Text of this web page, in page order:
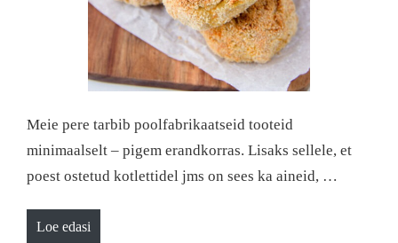
Meie pere tarbib poolfabrikaatseid tooteid
minimaalselt – pigem erandkorras. Lisaks sellele, et
poest ostetud kotlettidel jms on sees ka aineid, …
Loe edasi